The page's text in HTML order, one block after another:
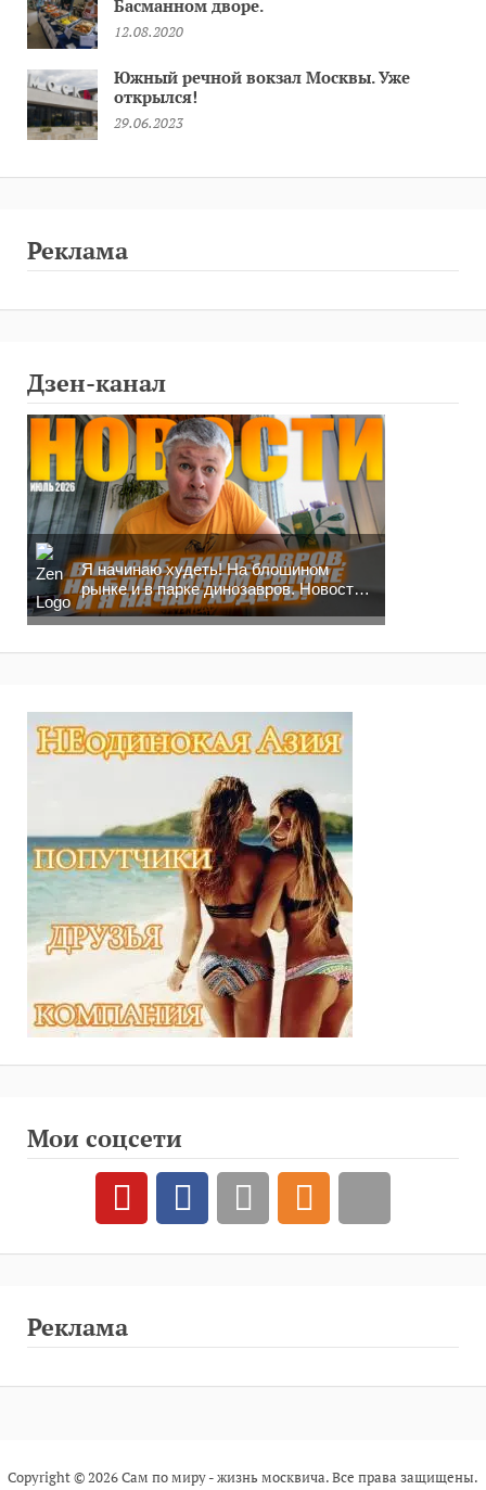
Басманном дворе.
12.08.2020
Южный речной вокзал Москвы. Уже
открылся!
29.06.2023
Реклама
Дзен-канал
Я начинаю худеть! На блошином
рынке и в парке динозавров. Новости
москвича!
Мои соцсети
Реклама
Copyright © 2026 Сам по миру - жизнь москвича. Все права защищены.